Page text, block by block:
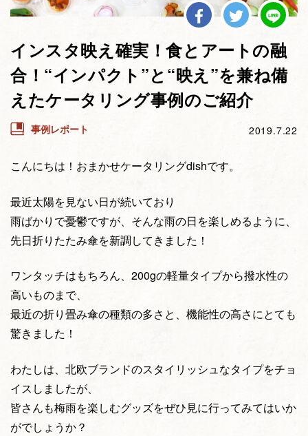
インスタ映え確実！食とアートの融
合！“インパクト”と“映え”を兼ね備
えたケータリング事例のご紹介
事例レポート 2019.7.22
こんにちは！おまかせケータリングdishです。
最近太陽を見ない日が続いており
雨ばかりで憂鬱ですが、そんな雨の日を楽しめるように、
先日折りたたみ傘を新調してきました！
ワンタッチはもちろん、200gの軽量タイプから撥水性の
高いものまで、
最近の折り畳み傘の種類の多さと、機能性の高さにとても
驚きました！
わたしは、北欧ブランドのスタイリッシュなタイプをチョ
イスしましたが、
皆さんも梅雨を楽しむグッズをぜひ見に行ってみてはいか
がでしょうか？